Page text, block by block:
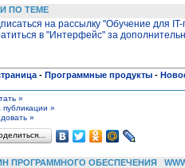
ПО ТЕМЕ
на рассылку "Обучение для
в "Интерфейс" за
- Программные продукты -
»
»
»
ПРОГРАММНОГО ОБЕСПЕЧЕНИЯ